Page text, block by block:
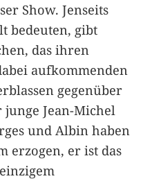
Show. Jenseits
bedeuten, gibt
das ihren
aufkommenden
gegenüber
Jean-Michel
und Albin haben
erzogen, er ist das